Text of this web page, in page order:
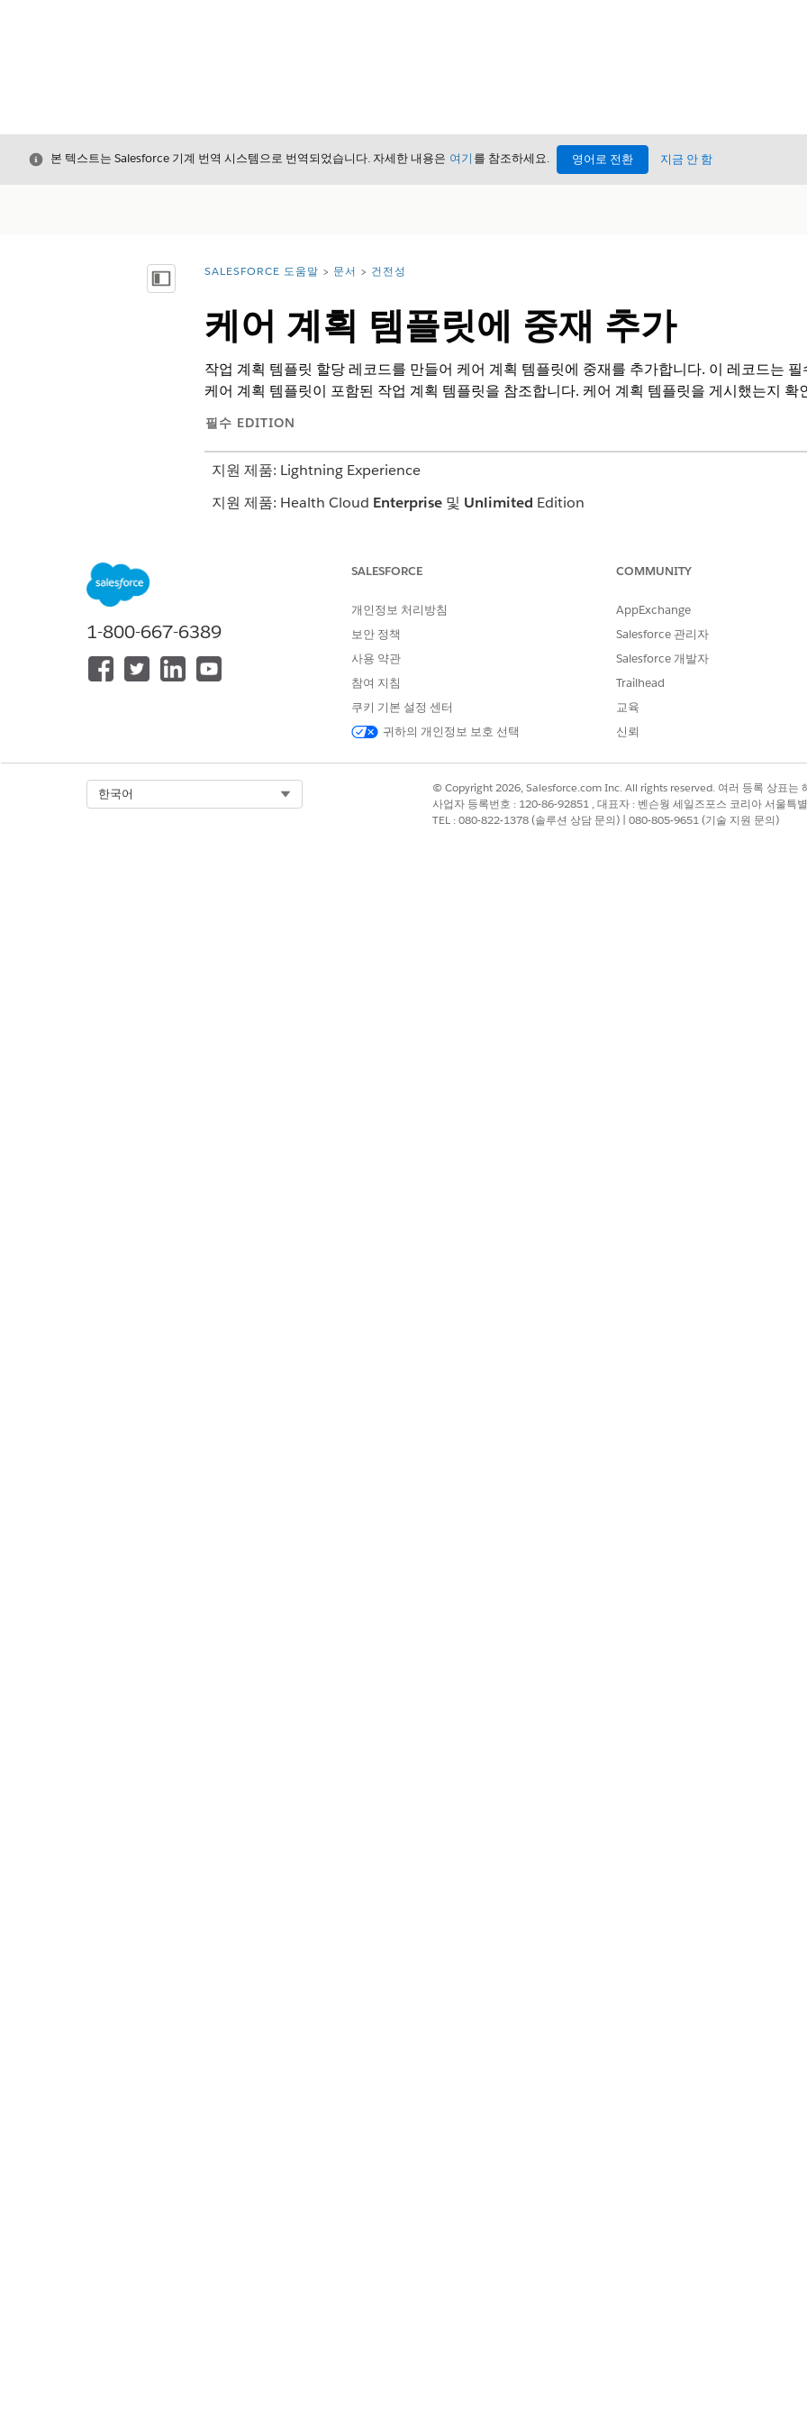
닫기본 텍스트는 Salesforce 기계 번역 시스템으로 번역되었습니다. 자세한 내용은 여기 를 참조하세요. 영어로 전환 지금 안 함
목차 표시 위치:
SALESFORCE 도움말 문서 건전성
케어 계획 템플릿에 중재 추가
작업 계획 템플릿 할당 레코드를 만들어 케어 계획 템플릿에 중재를 추가합니다. 이 레코드는
케어 계획 템플릿이 포함된 작업 계획 템플릿을 참조합니다. 케어 계획 템플릿을 게시했는지 확
필수 EDITION
지원 제품: Lightning Experience
지원 제품: Health Cloud Enterprise및 Unlimited Edition
작업 계획 템플릿 할당에 대한
작업 계획 템플릿 할당 편집
작업 계획 템플릿 할당에 대한
작업 계획 템플릿 할당
를 클릭합니다.
필드에서 중재를 추가할 문제 정의, 목표 정의 또는 케어 계획 템플릿을 선택합니다.
작업 계획 템플릿 버전필드에서 템플릿에 추가할 중재 항목이 포함된 작업 계획 템플릿을 선택합니다.
와 동일한 작업 계획 템플릿을 선택해야 합니다.
이제 문제, 목표, 중재가 포함된 케어 계획 템플릿을 만들었습니다.
1-800-667-6389
SALESFORCE
개인정보 처리방침
보안 정책
사용 약관
참여 지침
쿠키 기본 설정 센터
귀하의 개인정보 보호 선택
COMMUNITY
AppExchange
Salesforce 관리자
Salesforce 개발자
Trailhead
교육
신뢰
한국어
© Copyright 2026, Salesforce.com Inc. All rights reserved. 여러 등록 상표는
사업자 등록번호 : 120-86-92851 , 대표자 : 벤슨웡 세일즈포스 코리아 서울
TEL : 080-822-1378 (솔루션 상담 문의) | 080-805-9651 (기술 지원 문의)